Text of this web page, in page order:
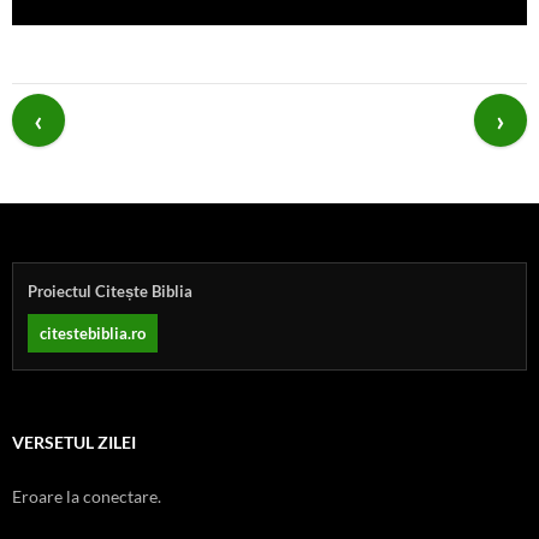
Post
navigation
Proiectul Citește Biblia
citestebiblia.ro
VERSETUL ZILEI
Eroare la conectare.